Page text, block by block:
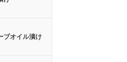
ブオイル漬け